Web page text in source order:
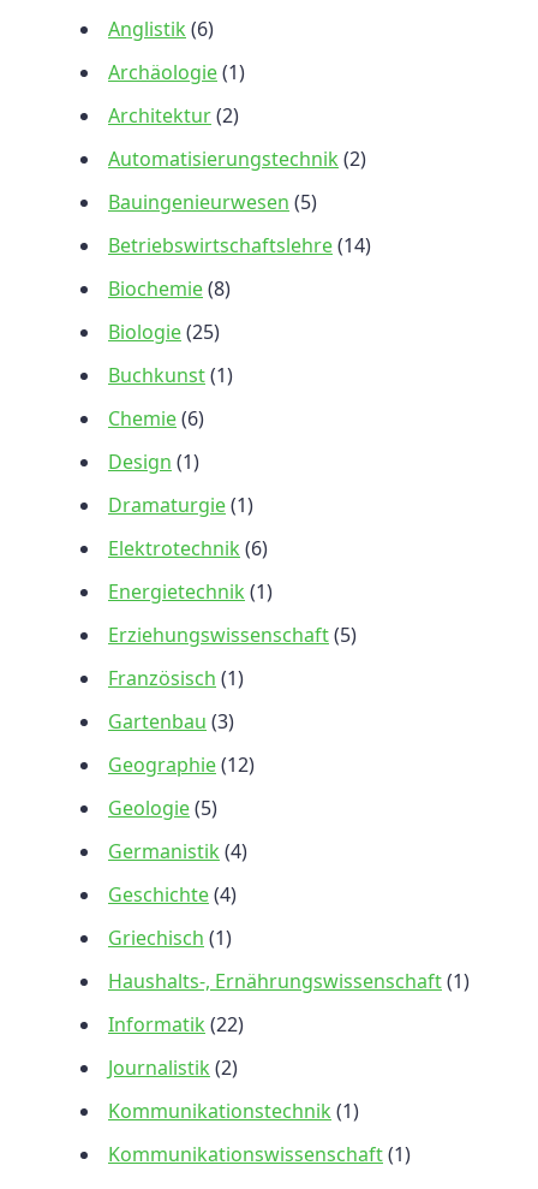
Anglistik (6)
Archäologie(1)
Architektur(2)
Automatisierungstechnik (2)
Bauingenieurwesen (5)
Betriebswirtschaftslehre(14)
Biochemie(8)
Biologie(25)
Buchkunst(1)
Chemie(6)
Design (1)
Dramaturgie(1)
Elektrotechnik (6)
Energietechnik (1)
Erziehungswissenschaft(5)
Französisch (1)
Gartenbau (3)
Geographie(12)
Geologie(5)
Germanistik (4)
Geschichte(4)
Griechisch (1)
Haushalts-, Ernährungswissenschaft(1)
Informatik (22)
Journalistik (2)
Kommunikationstechnik (1)
Kommunikationswissenschaft(1)